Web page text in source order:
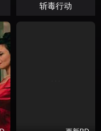
斩毒行动